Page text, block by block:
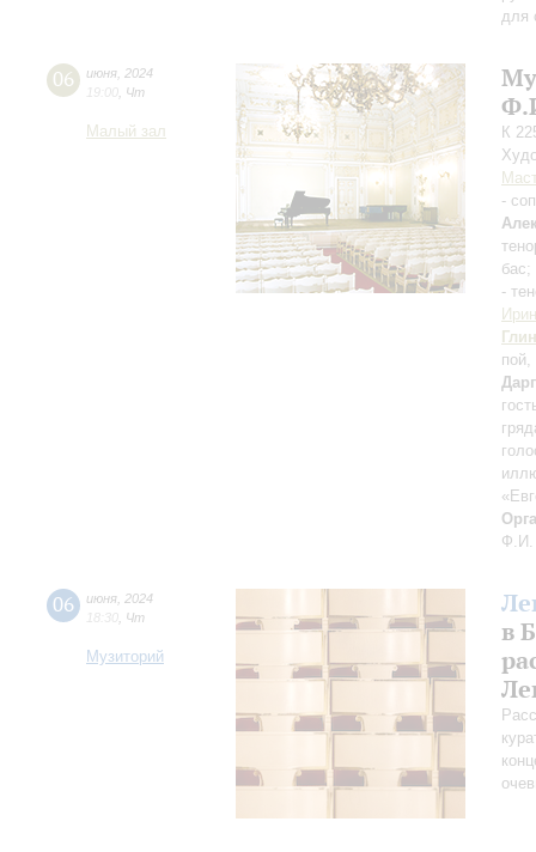
для
06 июня 2024
19:00 Чт
Малый зал
К
-
бас;
-
Ф.И.
06 июня 2024
18:30 Чт
Музиторий
в